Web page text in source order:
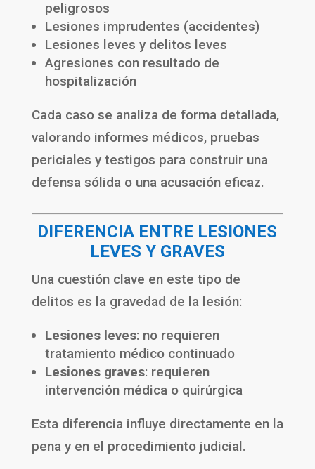
peligrosos
Lesiones imprudentes (accidentes)
Lesiones leves y delitos leves
Agresiones con resultado de
hospitalización
Cada caso se analiza de forma detallada,
valorando informes médicos, pruebas
periciales y testigos para construir una
defensa sólida o una acusación eficaz.
DIFERENCIA ENTRE LESIONES
LEVES Y GRAVES
Una cuestión clave en este tipo de
delitos es la gravedad de la lesión:
Lesiones leves: no requieren
tratamiento médico continuado
Lesiones graves: requieren
intervención médica o quirúrgica
Esta diferencia influye directamente en la
pena y en el procedimiento judicial.